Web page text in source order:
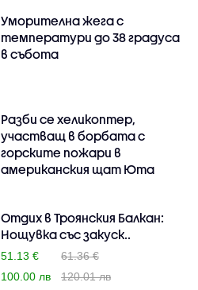
Уморителна жега с
температури до 38 градуса
в събота
Разби се хеликоптер,
участващ в борбата с
горските пожари в
американския щат Юта
Отдих в Троянския Балкан:
Нощувка със закуск..
51.13 €
61.36 €
100.00 лв
120.01 лв